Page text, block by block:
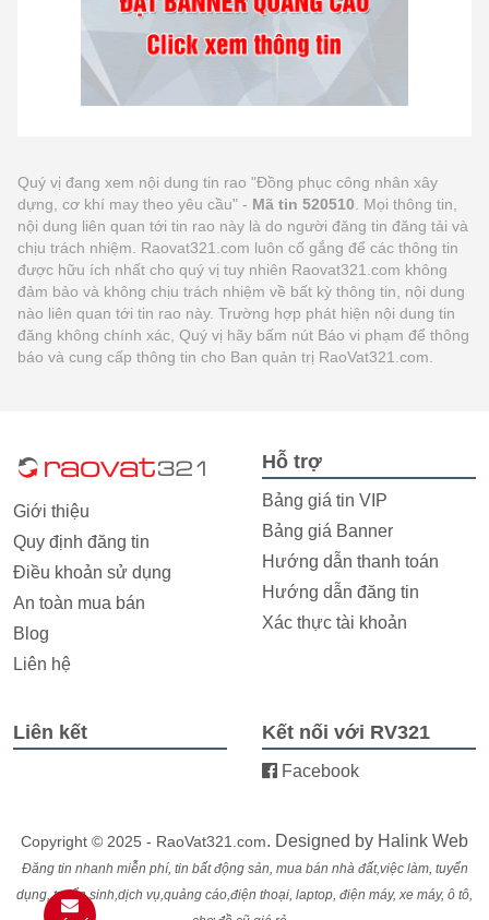
Quý vị đang xem nội dung tin rao "Đồng phục công nhân xây
dựng, cơ khí may theo yêu cầu" - Mã tin 520510 . Mọi thông tin,
nội dung liên quan tới tin rao này là do người đăng tin đăng tải và
chịu trách nhiệm. Raovat321.com luôn cố gắng để các thông tin
được hữu ích nhất cho quý vị tuy nhiên Raovat321.com không
đảm bảo và không chịu trách nhiệm về bất kỳ thông tin, nội dung
nào liên quan tới tin rao này. Trường hợp phát hiện nội dung tin
đăng không chính xác, Quý vị hãy bấm nút Báo vi phạm để thông
báo và cung cấp thông tin cho Ban quản trị RaoVat321.com.
Giới thiệu
Quy định đăng tin
Điều khoản sử dụng
An toàn mua bán
Blog
Liên hệ
Hỗ trợ
Bảng giá tin VIP
Bảng giá Banner
Hướng dẫn thanh toán
Hướng dẫn đăng tin
Xác thực tài khoản
Liên kết Kết nối với RV321
Facebook
Copyright © 2025 - RaoVat321.com. Designed by Halink Web
Đăng tin nhanh miễn phí, tin bất động sản, mua bán nhà đất,việc làm, tuyển
dụng, tuyển sinh,dịch vụ,quảng cáo,điện thoại, laptop, điện máy, xe máy, ô tô,